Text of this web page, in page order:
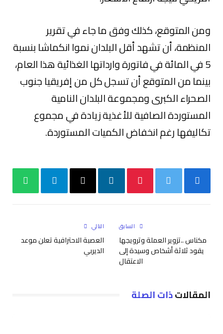
ومن المتوقع، كذلك وفق ما جاء في تقرير
المنظمة، أن تشهد أقل البلدان نموا انكماشا بنسبة
5 في المائة في فاتورة وارداتها الغذائية هذا العام،
بينما من المتوقع أن تسجل كل من إفريقيا جنوب
الصحراء الكبرى ومجموعة البلدان النامية
المستوردة الصافية للأغذية زيادة في مجموع
تكاليفها رغم انخفاض الكميات المستوردة.
السابق
مكناس ..تزوير العملة وترويجها
يقود ثلاثة أشخاص وسيدة إلى
الاعتقال
التالي
العصبة الاحترافية تعلن موعد
الديربي
المقالاتذات الصلة